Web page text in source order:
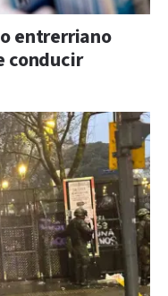
entrerriano
conducir